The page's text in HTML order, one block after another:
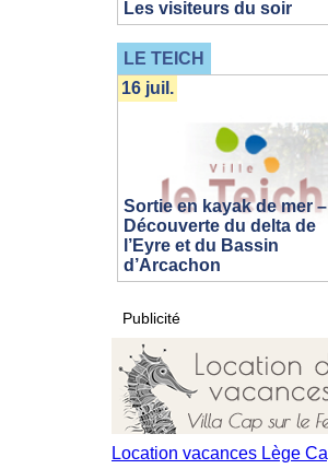
Les visiteurs du soir
LE TEICH
Sortie en kayak de mer –
Découverte du delta de
l’Eyre et du Bassin
d’Arcachon
16 juil.
Publicité